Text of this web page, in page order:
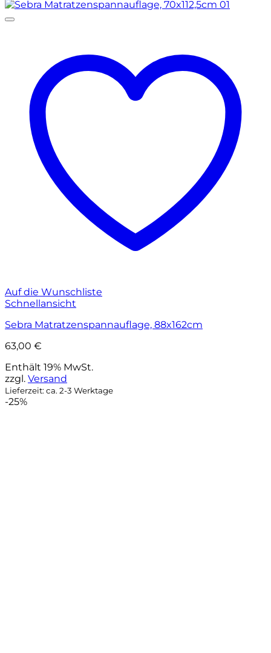
Auf die Wunschliste
Schnellansicht
Sebra Matratzenspannauflage, 88x162cm
63,00 €
Enthält 19% MwSt.
zzgl. Versand
Lieferzeit: ca. 2-3 Werktage
-25%